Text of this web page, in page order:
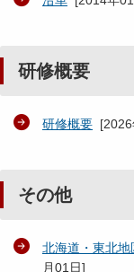
研修概要
研修概要 [
その他
北海道・東北
月01日]